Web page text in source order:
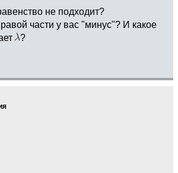
не подходит?
части у вас "минус"? И какое
?